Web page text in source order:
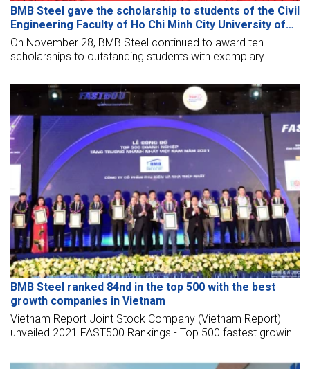
BMB Steel gave the scholarship to students of the Civil
Engineering Faculty of Ho Chi Minh City University of
Technology
On November 28, BMB Steel continued to award ten
scholarships to outstanding students with exemplary
Ho Chi Minh City University of Technology
BMB Steel ranked 84nd in the top 500 with the best
growth companies in Vietnam
Vietnam Report Joint Stock Company (Vietnam Report)
unveiled 2021 FAST500 Rankings - Top 500 fastest growing
April 27.